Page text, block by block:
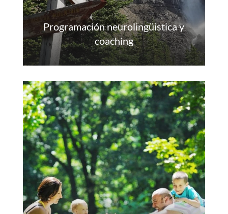
Programación neurolingüistica y
coaching